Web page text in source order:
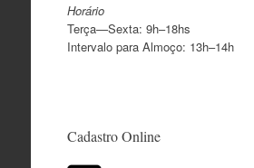
Horário
Terça—Sexta: 9h–18hs
Intervalo para Almoço: 13h–14h
Cadastro Online